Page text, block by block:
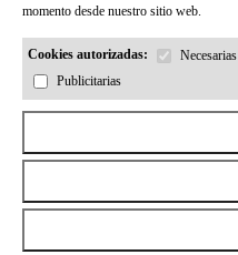
momento desde nuestro sitio web.
Cookies autorizadas: Necesarias
Publicitarias